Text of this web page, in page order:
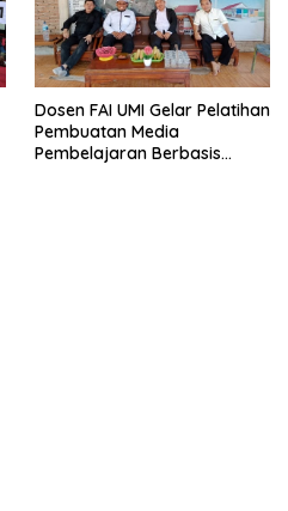
Dosen FAI UMI Gelar Pelatihan
Pembuatan Media
Pembelajaran Berbasis